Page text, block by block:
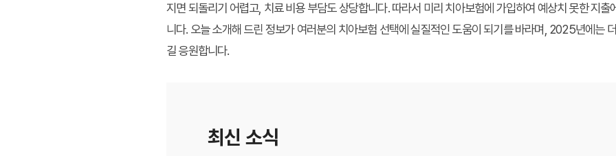
지면 되돌리기 어렵고, 치료 비용 부담도 상당합니다. 따라서 미리 치아보험에 가입하여 예상치 못한 지
니다. 오늘 소개해 드린 정보가 여러분의 치아보험 선택에 실질적인 도움이 되기를 바라며, 2025년에는
길 응원합니다.
최신 소식